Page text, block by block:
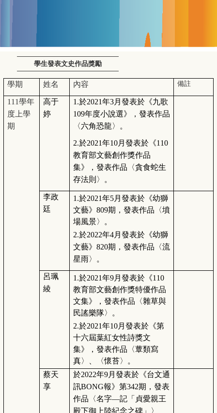
學生發表文史作品獎勵
學期 姓名 內容 備註
111學年
度上學
期
高于
婷
1.於2021年3月發表於《九歌
109年度小說選》，發表作品
〈六角恐龍〉。
2.於2021年10月發表於《110
教育部文藝創作獎作品
集》，發表作品〈貪食蛇生
存法則〉。
李政
廷
1.於2021年5月發表於《幼獅
文藝》809期，發表作品〈墳
場風景〉。
2.於2022年4月發表於《幼獅
文藝》820期，發表作品〈流
星雨〉。
呂珮
綾
1.於2021年9月發表於《110
教育部文藝創作獎特優作品
文集》，發表作品〈雜草與
民謠樂隊〉。
2.於2021年10月發表於《第
十六屆葉紅女性詩獎文
集》，發表作品〈蕈類寫
真〉、〈懷苔〉。
蔡天
享
於2022年9月發表於《台文通
訊BONG報》第342期，發表
作品〈名字—記「貞愛親王
殿下御上陸紀念之碑」〉